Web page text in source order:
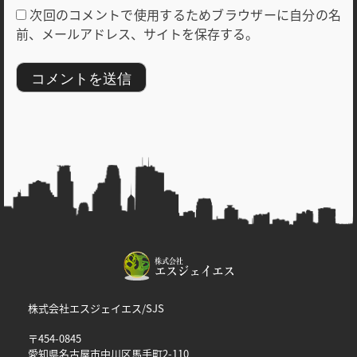
次回のコメントで使用するためブラウザーに自分の名
前、メールアドレス、サイトを保存する。
株式会社エスジェイエス/SJS
〒454-0845
愛知県名古屋市中川区馬手町2-110